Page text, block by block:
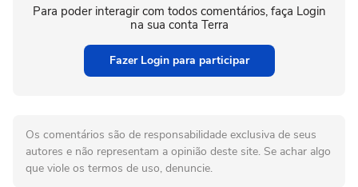
Para poder interagir com todos comentários, faça Login
na sua conta Terra
Fazer Login para participar
Os comentários são de responsabilidade exclusiva de seus
autores e não representam a opinião deste site. Se achar algo
que viole os termos de uso, denuncie.